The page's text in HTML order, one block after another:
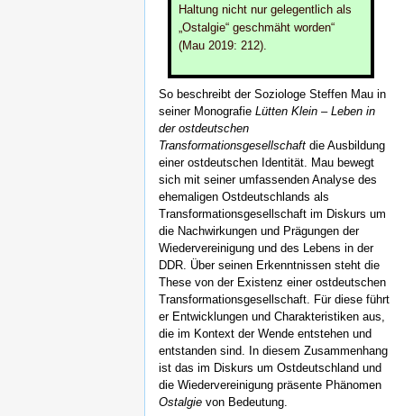
Haltung nicht nur gelegentlich als
„Ostalgie“ geschmäht worden“
(Mau 2019: 212).
So beschreibt der Soziologe Steffen Mau in
seiner Monografie Lütten Klein – Leben in
der ostdeutschen
Transformationsgesellschaft die Ausbildung
einer ostdeutschen Identität. Mau bewegt
sich mit seiner umfassenden Analyse des
ehemaligen Ostdeutschlands als
Transformationsgesellschaft im Diskurs um
die Nachwirkungen und Prägungen der
Wiedervereinigung und des Lebens in der
DDR. Über seinen Erkenntnissen steht die
These von der Existenz einer ostdeutschen
Transformationsgesellschaft. Für diese führt
er Entwicklungen und Charakteristiken aus,
die im Kontext der Wende entstehen und
entstanden sind. In diesem Zusammenhang
ist das im Diskurs um Ostdeutschland und
die Wiedervereinigung präsente Phänomen
Ostalgie von Bedeutung.